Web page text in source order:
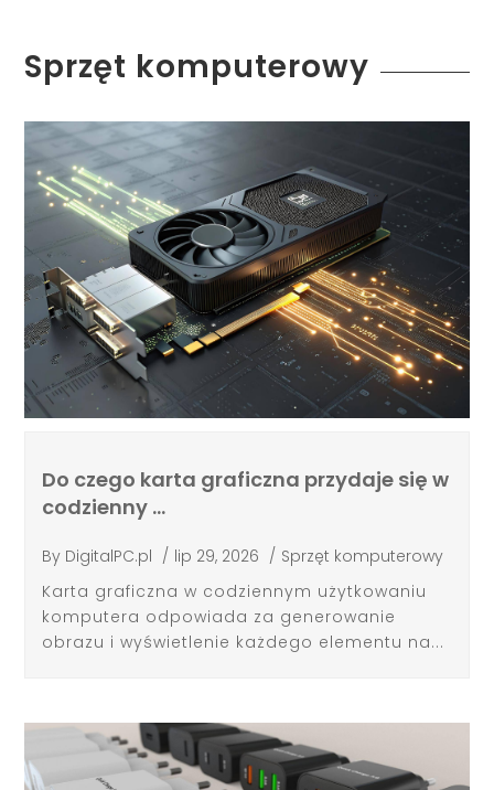
Sprzęt komputerowy
Do czego karta graficzna przydaje się w
codzienny …
By DigitalPC.pl / lip 29, 2026 / Sprzęt komputerowy
Karta graficzna w codziennym użytkowaniu
komputera odpowiada za generowanie
obrazu i wyświetlenie każdego elementu na...